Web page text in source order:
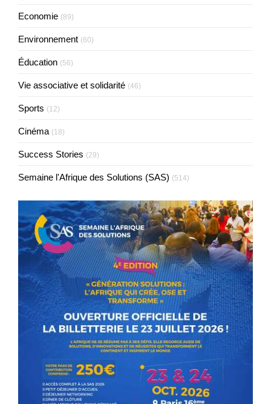
Economie (89)
Environnement (60)
Éducation (56)
Vie associative et solidarité (46)
Sports (12)
Cinéma (18)
Success Stories (29)
Semaine l'Afrique des Solutions (SAS) (514)